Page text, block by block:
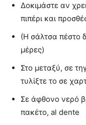
Δοκιμάστε αν
πιπέρι και
(Η σάλτσα πέστο
μέρες)
Στο μεταξύ, σε
τυλίξτε το σε
Σε άφθονο νερό
πακέτο, al dente